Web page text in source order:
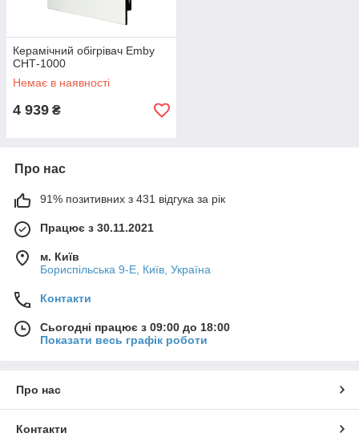
Керамічний обігрівач Emby
СНТ-1000
Немає в наявності
4 939 ₴
Про нас
91% позитивних з 431 відгука за рік
Працює з 30.11.2021
м. Київ
Бориспільська 9-Е, Київ, Україна
Контакти
Сьогодні працює з 09:00 до 18:00
Показати весь графік роботи
Про нас
Контакти